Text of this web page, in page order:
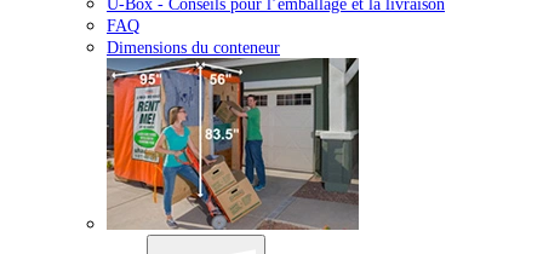
FAQ
Dimensions du conteneur